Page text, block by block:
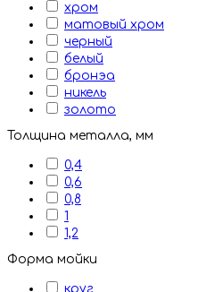
хром
матовый хром
черный
белый
бронэа
никель
золото
Толщина металла, мм
0,4
0,6
0,8
1
1,2
Форма мойки
круг